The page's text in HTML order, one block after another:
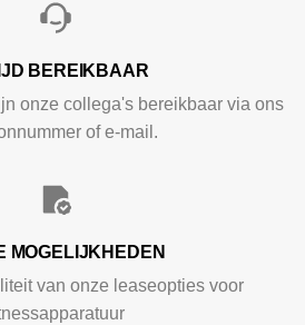
BEREIKBAAR
onze collega's bereikbaar via ons
of e-mail.
MOGELIJKHEDEN
van onze leaseopties voor